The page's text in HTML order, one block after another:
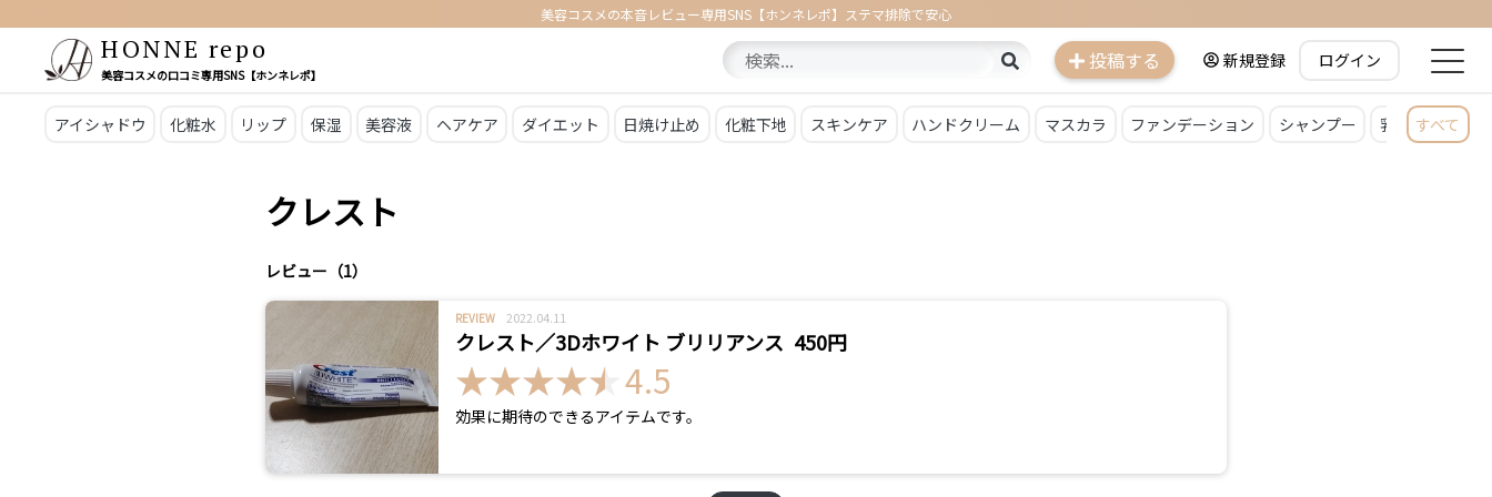
美容コスメの本音レビュー専用SNS【ホンネレポ】ステマ排除で安心
HONNE repo
美容コスメの口コミ専用SNS【ホンネレポ】
投稿する 新規登録 ログイン
アイシャドウ 化粧水 リップ 保湿 美容液 ヘアケア ダイエット 日焼け止め 化粧下地 スキンケア ハンドクリーム マスカラ ファンデーション シャンプー 乳液 クレン
すべて
クレスト
レビュー（1）
REVIEW 2022.04.11
クレスト／3Dホワイト ブリリアンス 450円
4.5
効果に期待のできるアイテムです。